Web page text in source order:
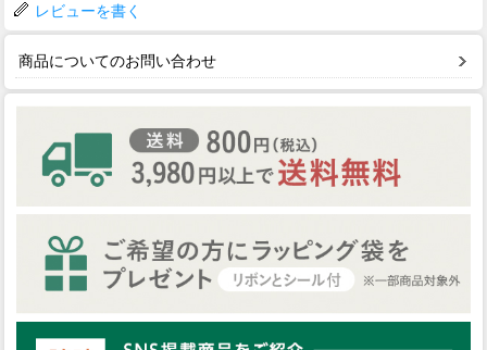
レビューを書く
商品についてのお問い合わせ